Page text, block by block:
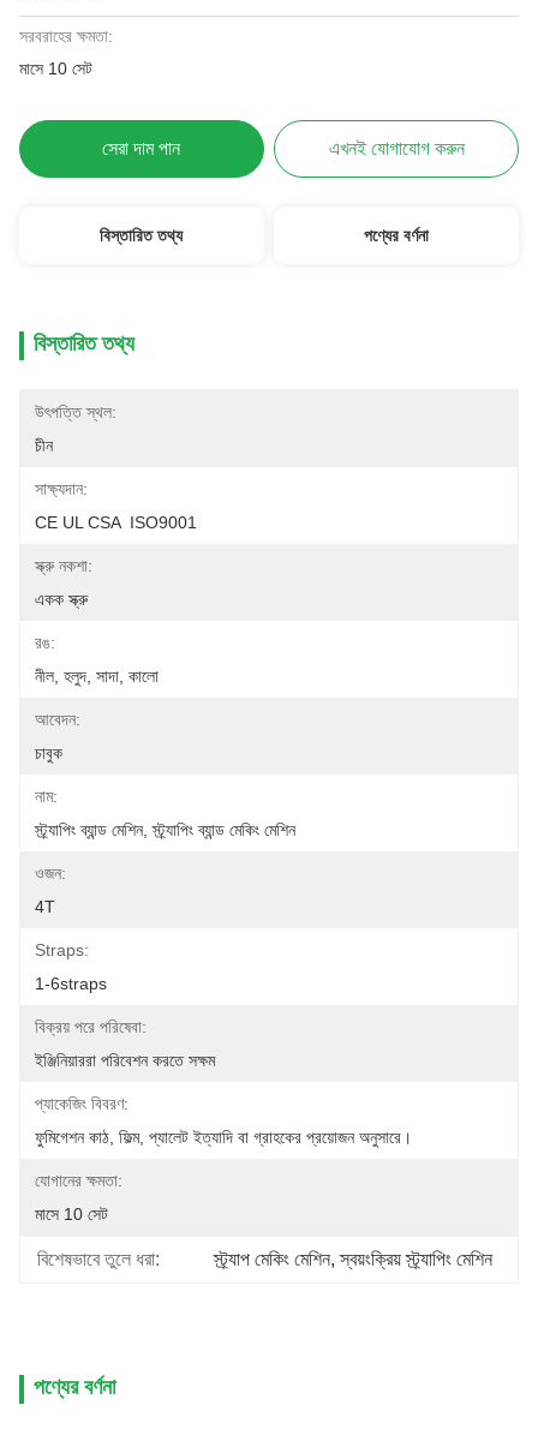
সরবরাহের ক্ষমতা:
মাসে 10 সেট
সেরা দাম পান এখনই যোগাযোগ করুন
বিস্তারিত তথ্য পণ্যের বর্ণনা
বিস্তারিত তথ্য
উৎপত্তি স্থল:
চীন
সাক্ষ্যদান:
CE UL CSA  ISO9001
স্ক্রু নকশা:
একক স্ক্রু
রঙ:
নীল, হলুদ, সাদা, কালো
আবেদন:
চাবুক
নাম:
স্ট্র্যাপিং ব্যান্ড মেশিন, স্ট্র্যাপিং ব্যান্ড মেকিং মেশিন
ওজন:
4T
Straps:
1-6straps
বিক্রয় পরে পরিষেবা:
ইঞ্জিনিয়াররা পরিবেশন করতে সক্ষম
প্যাকেজিং বিবরণ:
ফুমিগেশন কাঠ, ফিল্ম, প্যালেট ইত্যাদি বা গ্রাহকের প্রয়োজন অনুসারে।
যোগানের ক্ষমতা:
মাসে 10 সেট
বিশেষভাবে তুলে ধরা: স্ট্র্যাপ মেকিং মেশিন, স্বয়ংক্রিয় স্ট্র্যাপিং মেশিন
পণ্যের বর্ণনা